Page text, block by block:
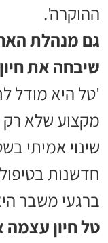
ההוקרה'.
גם מנהלת
שיבחה את
'טל היא מודל
מקצוע שלא רק
שינוי אמיתי
חדשנות
ברגעי משבר
טל חיון